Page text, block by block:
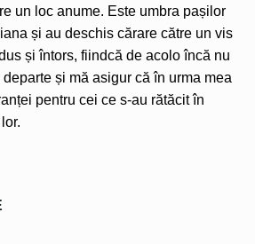
un loc anume. Este umbra pașilor
și au deschis cărare către un vis
și întors, fiindcă de acolo încă nu
și mă asigur că în urma mea
pentru cei ce s-au rătăcit în